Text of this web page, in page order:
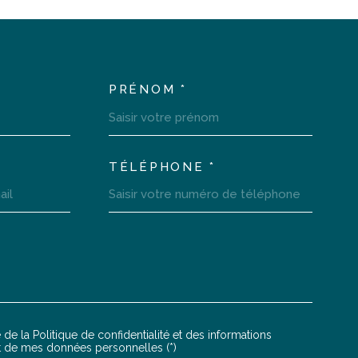
PRÉNOM *
TÉLÉPHONE *
de la Politique de confidentialité et des informations
de mes données personnelles (*)